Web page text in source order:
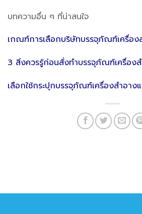
บทความอื่น ๆ ที่น่าสนใจ
เกณฑ์การเลือกบริษัทบรรจุภัณฑ์เครื่อง
3 สิ่งควรรู้ก่อนสั่งทำบรรจุภัณฑ์เครื่อง
เลือกใช้กระปุกบรรจุภัณฑ์เครื่องสำอาง